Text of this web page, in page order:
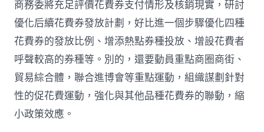
商務委將充足評價花費券支付情形及核銷現實，研討
優化后續花費券發放計劃，好比進一個步驟優化四種
花費券的發放比例、增添熱點券種投放、增設花費者
呼聲較高的券種等。別的，還要動員重點商圈商街、
貿易綜合體，聯合進博會等重點運動，組織謀劃針對
性的促花費運動，強化與其他品種花費券的聯動，縮
小政策效應。